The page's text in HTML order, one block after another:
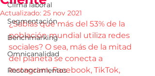
Clima laboral
Segmentación
Benchmarking
Omnicanalidad
Reconocimientos
Actualizado: 25 nov 2021
¿Sabías que más del 53% de la
población mundial utiliza redes
sociales? O sea, más de la mitad
del planeta se conecta a
Instagram, Facebook, TikTok,